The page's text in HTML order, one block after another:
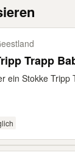
Trapp
ein Stokke